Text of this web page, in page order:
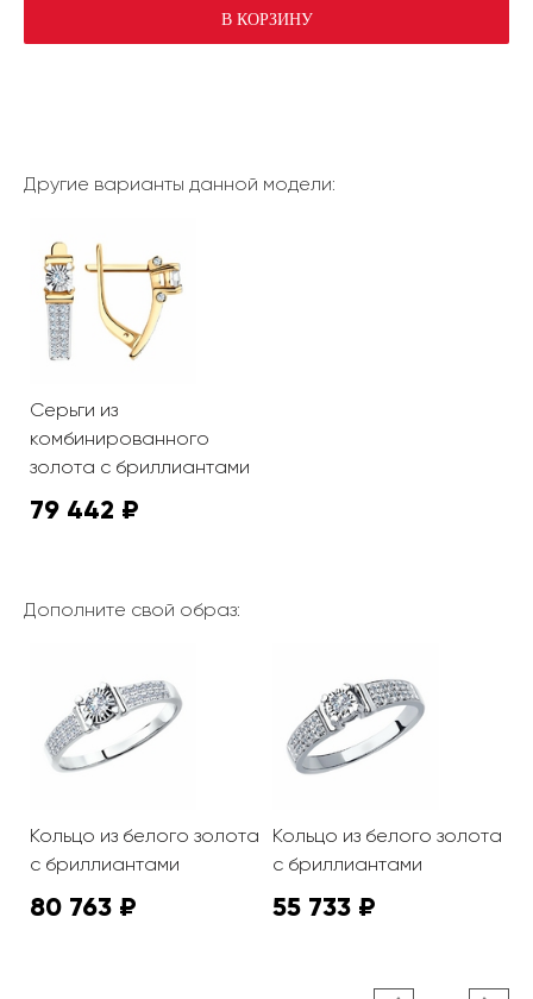
В КОРЗИНУ
Другие варианты данной модели:
Серьги из
комбинированного
золота с бриллиантами
79 442 ₽
Дополните свой образ:
Кольцо из белого золота
с бриллиантами
80 763 ₽
Кольцо из белого золота
с бриллиантами
55 733 ₽